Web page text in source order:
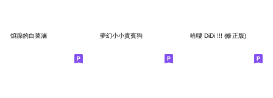
煩躁的白菜滷 夢幻小小貴賓狗 哈嘍 DiDi !!! (修正版)